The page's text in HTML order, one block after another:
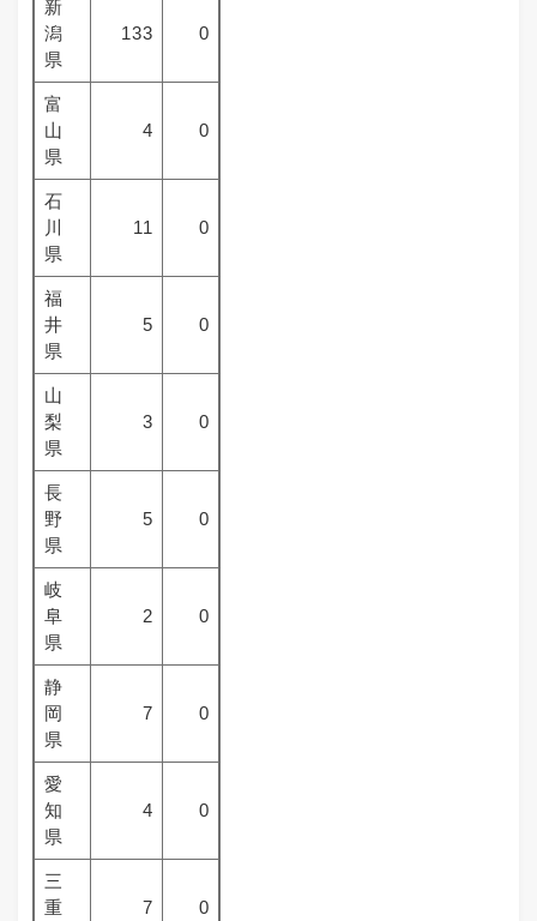
新
潟
県
133 0
富
山
県
4 0
石
川
県
11 0
福
井
県
5 0
山
梨
県
3 0
長
野
県
5 0
岐
阜
県
2 0
静
岡
県
7 0
愛
知
県
4 0
三
重
7 0